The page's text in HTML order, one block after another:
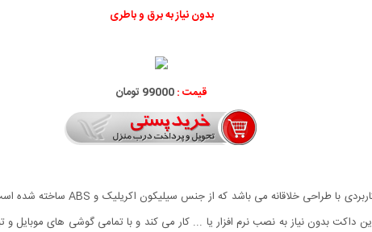
بدون نیاز به برق و باطری
قیمت :99000 تومان
این داکت بدون نیاز به نصب نرم افزار یا ... کار می کند و با تمامی گوشی های